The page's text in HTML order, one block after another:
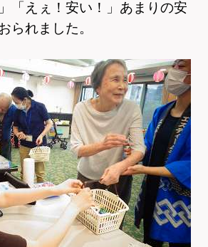
「えぇ！安い！」あまりの安
られました。